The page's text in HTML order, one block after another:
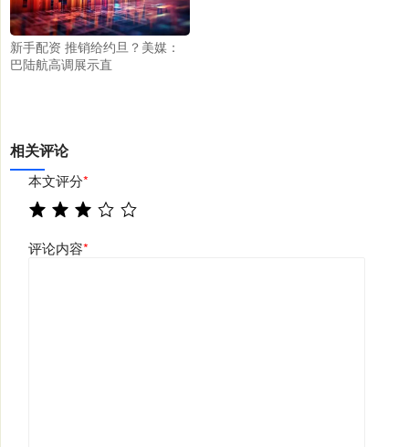
新手配资 推销给约旦？美媒：
巴陆航高调展示直
相关评论
本文评分*
评论内容*